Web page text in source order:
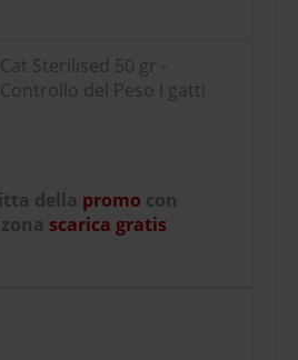
Sterilised 50 gr -
del Peso I gatti
della promo con
scarica gratis